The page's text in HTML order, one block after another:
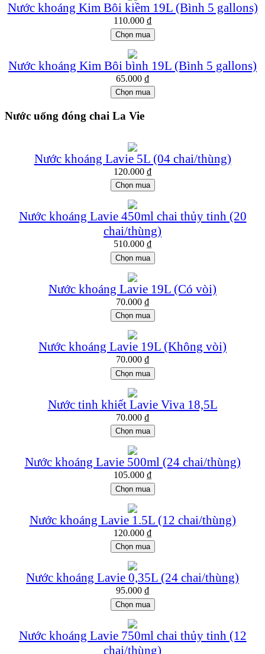
Nước khoáng Kim Bôi kiềm 19L (Bình 5 gallons)
110.000 ₫
Chọn mua
Nước khoáng Kim Bôi bình 19L (Bình 5 gallons)
65.000 ₫
Chọn mua
Nước uống đóng chai La Vie
Nước khoáng Lavie 5L (04 chai/thùng)
120.000 ₫
Chọn mua
Nước khoáng Lavie 450ml chai thủy tinh (20
chai/thùng)
510.000 ₫
Chọn mua
Nước khoáng Lavie 19L (Có vòi)
70.000 ₫
Chọn mua
Nước khoáng Lavie 19L (Không vòi)
70.000 ₫
Chọn mua
Nước tinh khiết Lavie Viva 18,5L
70.000 ₫
Chọn mua
Nước khoáng Lavie 500ml (24 chai/thùng)
105.000 ₫
Chọn mua
Nước khoáng Lavie 1.5L (12 chai/thùng)
120.000 ₫
Chọn mua
Nước khoáng Lavie 0,35L (24 chai/thùng)
95.000 ₫
Chọn mua
Nước khoáng Lavie 750ml chai thủy tinh (12
chai/thùng)